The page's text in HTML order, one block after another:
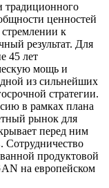
традиционного
ценностей
к
результат. Для
45 лет
мощь и
из сильнейших
стратегии.
в рамках плана
рынок для
перед ним
Сотрудничество
продуктовой
на европейском